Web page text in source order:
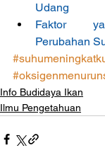
Udang
Faktor
Perubahan
Info Budidaya Ikan
Ilmu Pengetahuan